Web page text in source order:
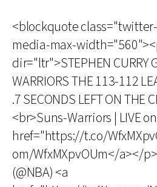
<blockquote
media-max-
dir="ltr">STEPHEN CURRY
WARRIORS THE 113-112
.7 SECONDS LEFT ON THE
<br>Suns-Warriors | LIVE
href="https://t.co/
om/WfxMXpvOUm</a></
(@NBA) <a